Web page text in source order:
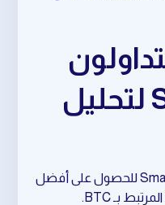
SmartChartX لتحليل
يعتمد المتداولون على SmartChartX للحصول على أفضل